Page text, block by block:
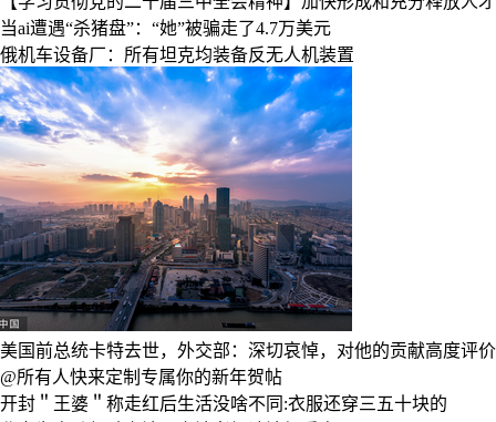
当ai遭遇“杀猪盘”：“她”被骗走了4.7万美元
俄机车设备厂：所有坦克均装备反无人机装置
美国前总统卡特去世，外交部：深切哀悼，对他的贡献高度评价
@所有人快来定制专属你的新年贺帖
开封＂王婆＂称走红后生活没啥不同:衣服还穿三五十块的